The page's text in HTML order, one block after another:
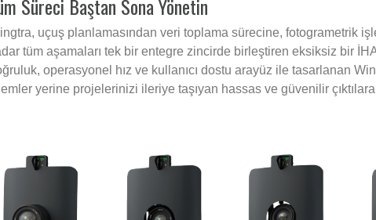
Süreci Baştan Sona Yönetin
uçuş planlamasından veri toplama sürecine, fotogrametrik
tüm aşamaları tek bir entegre zincirde birleştiren eksiksiz bir
operasyonel hız ve kullanıcı dostu arayüz ile tasarlanan
yerine projelerinizi ileriye taşıyan hassas ve güvenilir çıktılara